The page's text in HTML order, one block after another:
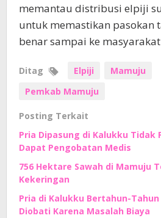
memantau distribusi elpiji
untuk memastikan pasokan
benar sampai ke
Ditag Elpiji
Mamuju
Pemkab Mamuju
Posting Terkait
Pria Dipasung di Kalukku Tidak
Dapat Pengobatan Medis
756 Hektare Sawah di Mamuju
Kekeringan
Pria di Kalukku Bertahun-
Diobati Karena Masalah Biaya